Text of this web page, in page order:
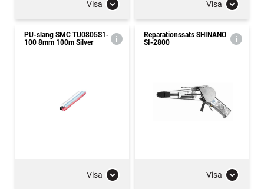
Visa Visa
PU-slang SMC TU0805S1-
100 8mm 100m Silver
Visa
Reparationssats SHINANO
SI-2800
Visa